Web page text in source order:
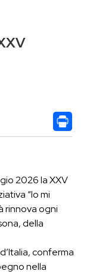
2026 la XXV
“Io mi
rinnova ogni
della
conferma
nella